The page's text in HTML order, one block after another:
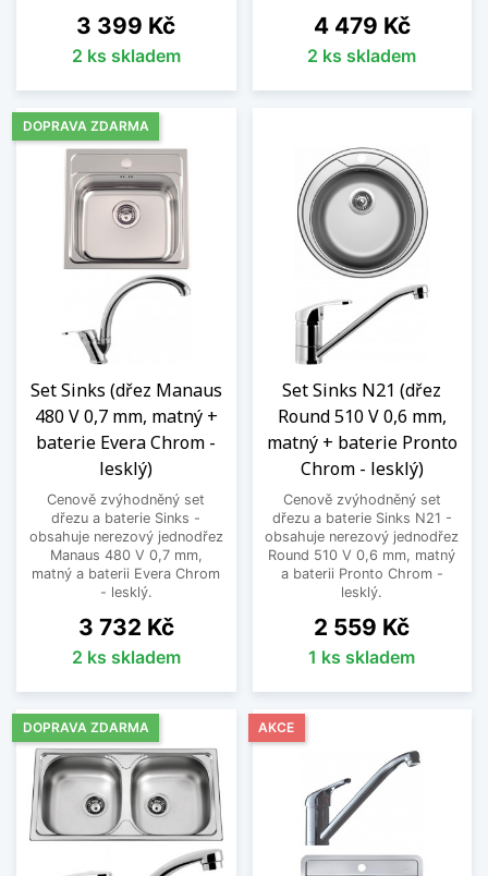
Cena
3 399 Kč
2 ks skladem
Cena
4 479 Kč
2 ks skladem
Set Sinks (dřez Manaus
480 V 0,7 mm, matný +
baterie Evera Chrom -
lesklý)
Cenově zvýhodněný set
dřezu a baterie Sinks -
obsahuje nerezový jednodřez
Manaus 480 V 0,7 mm,
matný a baterii Evera Chrom
- lesklý.
Cena
3 732 Kč
2 ks skladem
DOPRAVA ZDARMA
Set Sinks N21 (dřez
Round 510 V 0,6 mm,
matný + baterie Pronto
Chrom - lesklý)
Cenově zvýhodněný set
dřezu a baterie Sinks N21 -
obsahuje nerezový jednodřez
Round 510 V 0,6 mm, matný
a baterii Pronto Chrom -
lesklý.
Cena
2 559 Kč
1 ks skladem
DOPRAVA ZDARMA AKCE